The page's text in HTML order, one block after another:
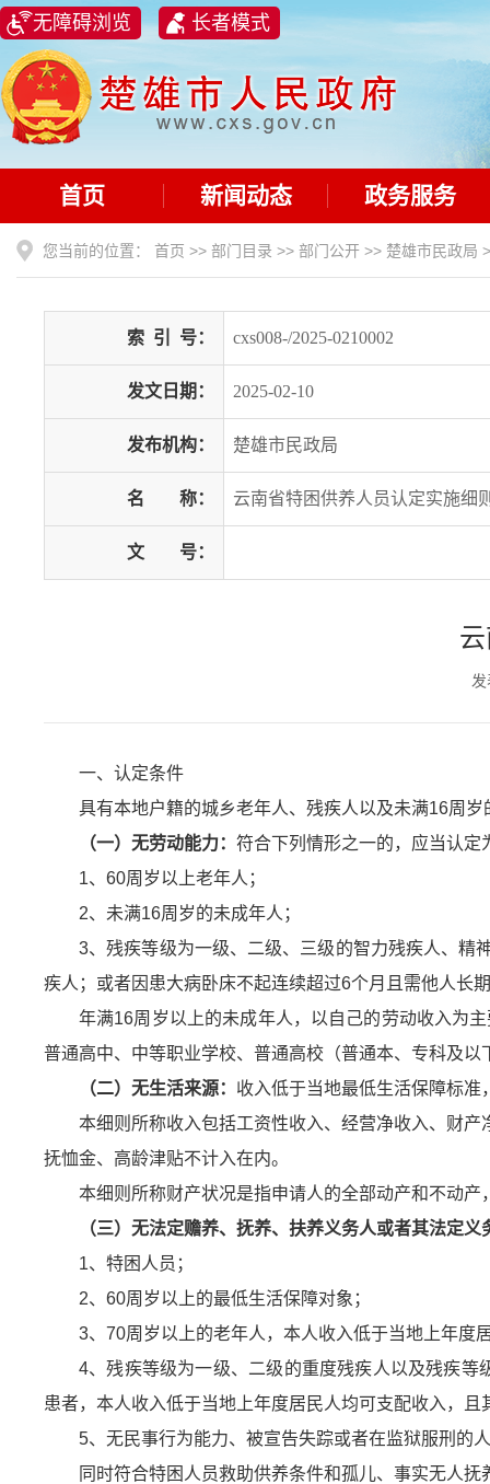
无障碍浏览 长者模式
首页 新闻动态 政务服务
您当前的位置： 首页 >> 部门目录 >> 部门公开 >> 楚雄市民政局
索 引 号： cxs008-/2025-0210002
发文日期： 2025-02-10
发布机构： 楚雄市民政局
名 称： 云南省特困供养人员认定实施细
文 号：
一、认定条件
具有本地户籍的城乡老年人、残疾人以及未满16周
（一）无劳动能力： 符合下列情形之一的，应当认定
1、60周岁以上老年人；
2、未满16周岁的未成年人；
3、残疾等级为一级、二级、三级的智力残疾人、精
疾人；或者因患大病卧床不起连续超过6个月且需他人长
年满16周岁以上的未成年人，以自己的劳动收入为
普通高中、中等职业学校、普通高校（普通本、专科及
（二）无生活来源： 收入低于当地最低生活保障标
本细则所称收入包括工资性收入、经营净收入、财
抚恤金、高龄津贴不计入在内。
本细则所称财产状况是指申请人的全部动产和不动
（三）无法定赡养、抚养、扶养义务人或者其法定
1、特困人员；
2、60周岁以上的最低生活保障对象；
3、70周岁以上的老年人，本人收入低于当地上年度
4、残疾等级为一级、二级的重度残疾人以及残疾
患者，本人收入低于当地上年度居民人均可支配收入，
5、无民事行为能力、被宣告失踪或者在监狱服刑的
同时符合特困人员救助供养条件和孤儿、事实无人